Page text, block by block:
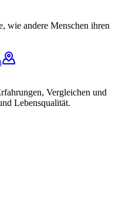
wie andere Menschen ihren
Vergleichen und
Lebensqualität.